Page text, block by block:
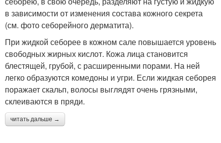
в зависимости от изменения состава кожного секрета
(см. фото себорейного дерматита).
При жидкой себорее в кожном сале повышается уровень
свободных жирных кислот. Кожа лица становится
блестящей, грубой, с расширенными порами. На ней
легко образуются комедоны и угри. Если жидкая себорея
поражает скальп, волосы выглядят очень грязными,
склеиваются в пряди.
читать дальше →